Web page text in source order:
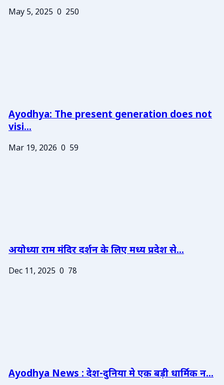
May 5, 2025 0 250
Ayodhya: The present generation does not
visi...
Mar 19, 2026 0 59
अयोध्या राम मंदिर दर्शन के लिए मध्य प्रदेश से...
Dec 11, 2025 0 78
Ayodhya News : देश-दुनिया मे एक बड़ी धार्मिक न...